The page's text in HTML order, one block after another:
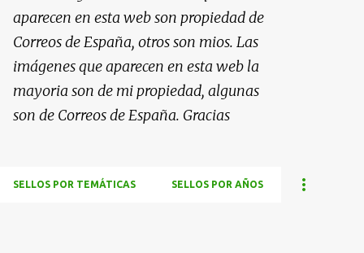
aparecen en esta web son propiedad de
Correos de España, otros son mios. Las
imágenes que aparecen en esta web la
mayoria son de mi propiedad, algunas
son de Correos de España. Gracias
SELLOS POR TEMÁTICAS SELLOS POR AÑOS